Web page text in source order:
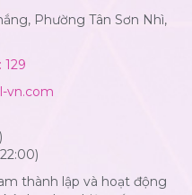
Phường Tân Sơn Nhì,
vn.com
thành lập và hoạt động